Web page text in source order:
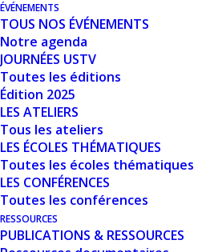
ÉVÉNEMENTS
TOUS NOS ÉVÉNEMENTS
Notre agenda
JOURNÉES USTV
Toutes les éditions
Édition 2025
LES ATELIERS
Tous les ateliers
LES ÉCOLES THÉMATIQUES
Toutes les écoles thématiques
LES CONFÉRENCES
Toutes les conférences
RESSOURCES
PUBLICATIONS & RESSOURCES
DISTINGUÉ